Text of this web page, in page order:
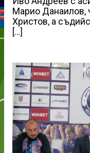
Марио Данаилов,
Христов, а
[…]